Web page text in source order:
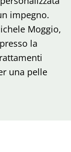
impegno.
Moggio,
la
una pelle